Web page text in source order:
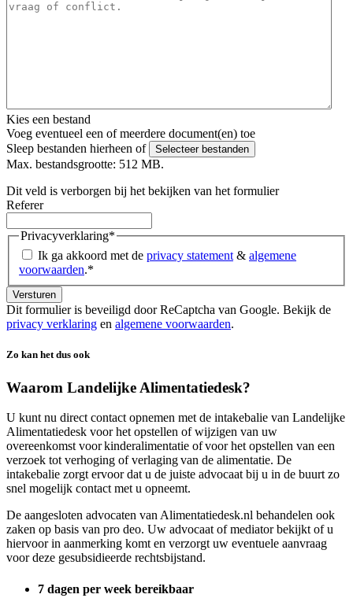
Kies een bestand
Voeg eventueel een of meerdere document(en) toe
Sleep bestanden hierheen of
Selecteer bestanden
Max. bestandsgrootte: 512 MB.
Dit veld is verborgen bij het bekijken van het formulier
Referer
Privacyverklaring*
Ik ga akkoord met de privacy statement & algemene
voorwaarden.*
Dit formulier is beveiligd door ReCaptcha van Google. Bekijk de
privacy verklaring en algemene voorwaarden.
Zo kan het dus ook
Waarom Landelijke Alimentatiedesk?
U kunt nu direct contact opnemen met de intakebalie van Landelijke
Alimentatiedesk voor het opstellen of wijzigen van uw
overeenkomst voor kinderalimentatie of voor het opstellen van een
verzoek tot verhoging of verlaging van de alimentatie. De
intakebalie zorgt ervoor dat u de juiste advocaat bij u in de buurt zo
snel mogelijk contact met u opneemt.
De aangesloten advocaten van Alimentatiedesk.nl behandelen ook
zaken op basis van pro deo. Uw advocaat of mediator bekijkt of u
hiervoor in aanmerking komt en verzorgt uw eventuele aanvraag
voor deze gesubsidieerde rechtsbijstand.
7 dagen per week bereikbaar